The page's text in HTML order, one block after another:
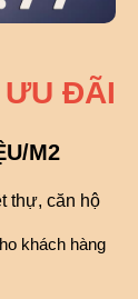
ƯU ĐÃI
M2
thự, căn hộ
khách hàng